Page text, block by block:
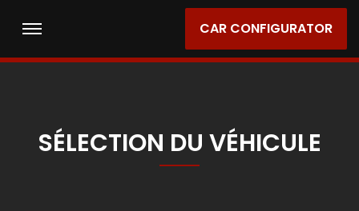
CAR CONFIGURATOR
SÉLECTION DU VÉHICULE